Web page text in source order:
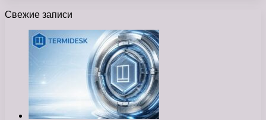
Свежие записи